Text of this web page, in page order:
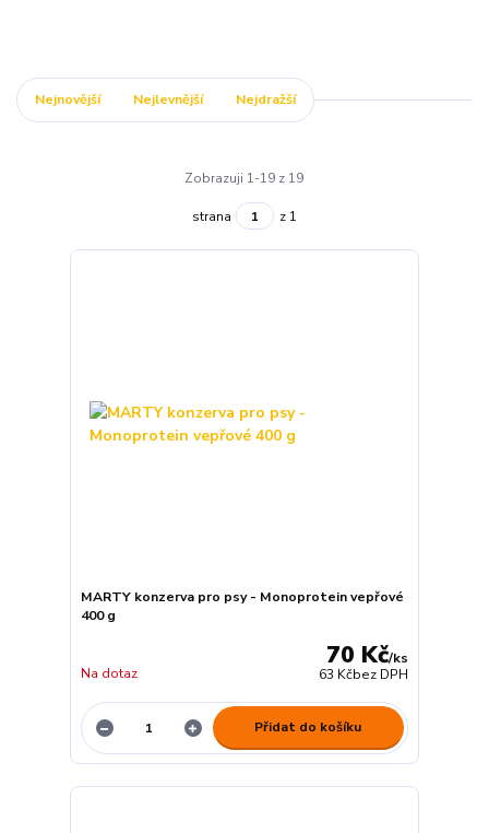
Nejnovější Nejlevnější Nejdražší
Zobrazuji 1-19 z 19
strana z 1
MARTY konzerva pro psy - Monoprotein vepřové
400 g
70 Kč/ks
63 Kčbez DPH
Na dotaz
Přidat do košíku